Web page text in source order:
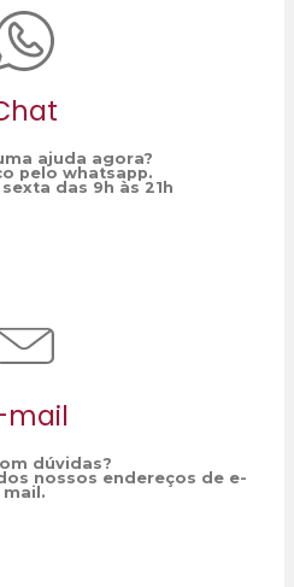
ajuda agora?
pelo whatsapp.
das 9h às 21h
mail
dúvidas?
nossos endereços de e-
mail.